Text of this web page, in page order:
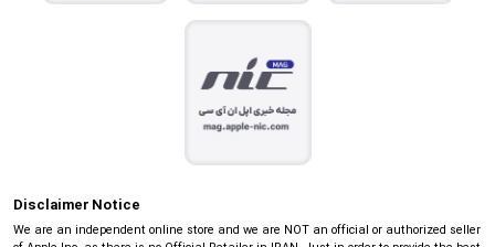
Disclaimer Notice
We are an independent online store and we are NOT an official or authorized seller